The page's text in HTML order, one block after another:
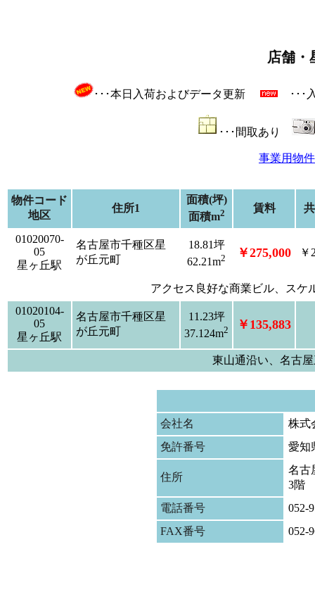
店舗・
･･･本日入荷およびデータ更新 ･･･
･･･間取あり
事業用物
物件コード
地区
住所1
面積(坪)
面積m2 賃料
01020070-
05
星ヶ丘駅
名古屋市千種区星
が丘元町
18.81坪
62.21m2 ￥275,000 ￥
アクセス良好な商業ビル、ス
01020104-
05
星ヶ丘駅
名古屋市千種区星
が丘元町
11.23坪
37.124m2 ￥135,883
東山通沿い、名古
会社名
株式
免許番号
愛知
住所
名古
3階
電話番号
052-
FAX番号
052-